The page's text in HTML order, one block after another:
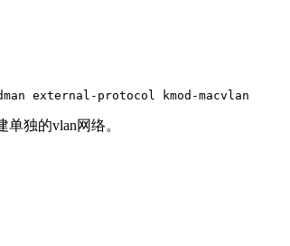
external-protocol kmod-macvlan
独的vlan网络。